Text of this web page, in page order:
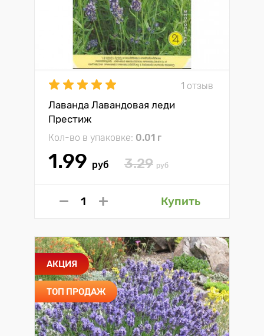
1 отзыв
Лаванда Лавандовая леди
Престиж
Кол-во в упаковке: 0.01 г
1.99 руб 3.29 руб
Купить
АКЦИЯ
ТОП ПРОДАЖ